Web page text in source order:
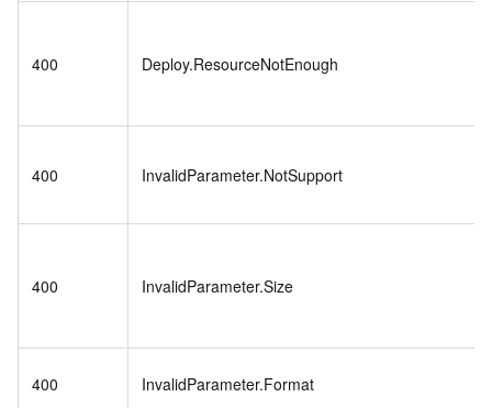
400 Deploy.ResourceNotEnough
400 InvalidParameter.NotSupport
400 InvalidParameter.Size
400 InvalidParameter.Format